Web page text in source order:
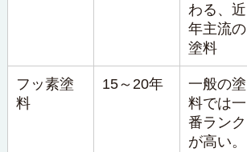
わる、近
年主流の
塗料
フッ素塗
料
15～20年
一般の塗
料では一
番ランク
が高い。